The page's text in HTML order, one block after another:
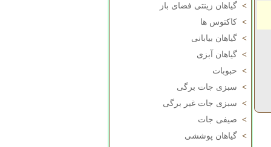
> گیاهان زینتی فضای باز
> کاکتوس ها
> گیاهان بیابانی
> گیاهان آبزی
> حبوبات
> سبزی جات برگی
> سبزی جات غیر برگی
> صیفی جات
> گیاهان پوششی